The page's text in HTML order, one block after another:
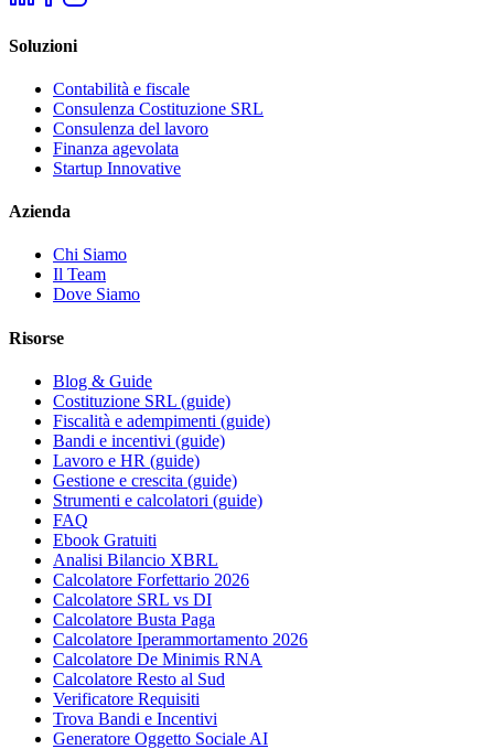
Soluzioni
Contabilità e fiscale
Consulenza Costituzione SRL
Consulenza del lavoro
Finanza agevolata
Startup Innovative
Azienda
Chi Siamo
Il Team
Dove Siamo
Risorse
Blog & Guide
Costituzione SRL (guide)
Fiscalità e adempimenti (guide)
Bandi e incentivi (guide)
Lavoro e HR (guide)
Gestione e crescita (guide)
Strumenti e calcolatori (guide)
FAQ
Ebook Gratuiti
Analisi Bilancio XBRL
Calcolatore Forfettario 2026
Calcolatore SRL vs DI
Calcolatore Busta Paga
Calcolatore Iperammortamento 2026
Calcolatore De Minimis RNA
Calcolatore Resto al Sud
Verificatore Requisiti
Trova Bandi e Incentivi
Generatore Oggetto Sociale AI